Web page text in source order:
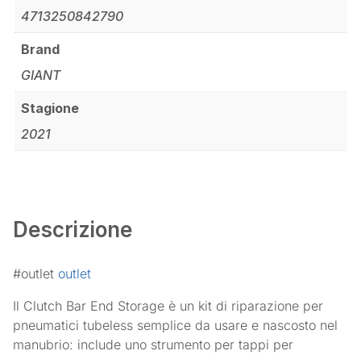
4713250842790
Brand
GIANT
Stagione
2021
Descrizione
#outlet outlet
Il Clutch Bar End Storage è un kit di riparazione per
pneumatici tubeless semplice da usare e nascosto nel
manubrio: include uno strumento per tappi per